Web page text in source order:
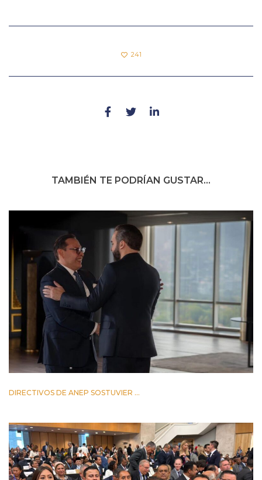
241
TAMBIÉN TE PODRÍAN GUSTAR...
DIRECTIVOS DE ANEP SOSTUVIER ...